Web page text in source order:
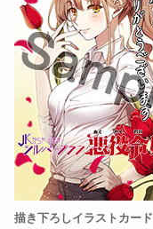
描き下ろしイラストカード